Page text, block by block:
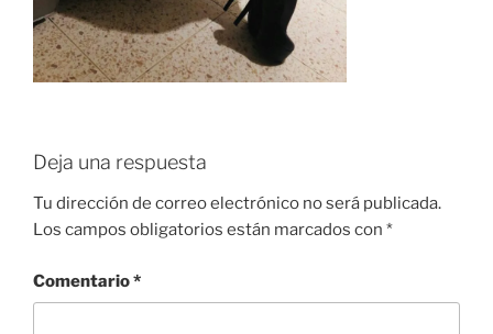
Deja una respuesta
Tu dirección de correo electrónico no será publicada.
Los campos obligatorios están marcados con *
Comentario*